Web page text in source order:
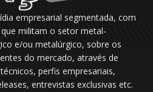
empresarial segmentada, com
militam o setor metal-
e/ou metalúrgico, sobre os
do mercado, através de
perfis empresariais,
entrevistas exclusivas etc.